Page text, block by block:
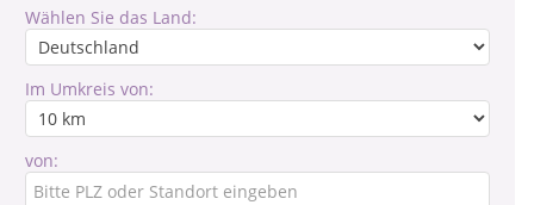
Wählen Sie das Land:
Im Umkreis von:
von: